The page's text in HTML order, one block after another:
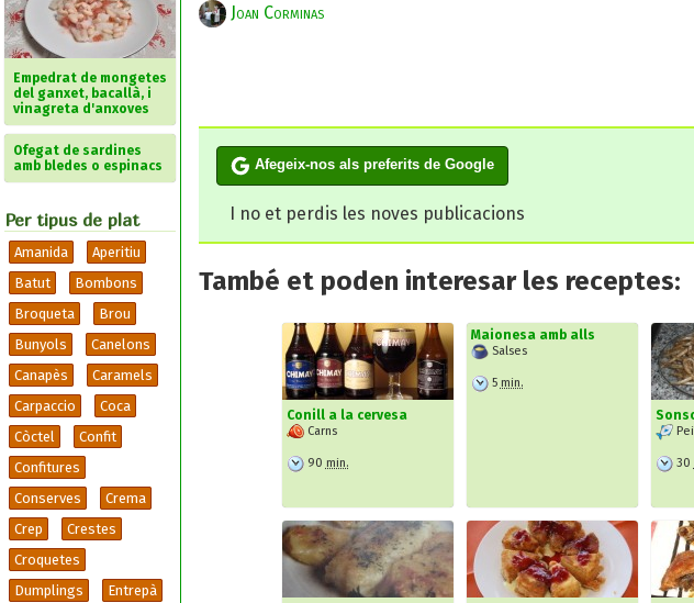
Empedrat de mongetes
del ganxet, bacallà, i
vinagreta d'anxoves
Ofegat de sardines
amb bledes o espinacs
Per tipus de plat
Amanida
Aperitiu
Batut
Bombons
Broqueta
Brou
Bunyols
Canelons
Canapès
Caramels
Carpaccio
Coca
Còctel
Confit
Confitures
Conserves
Crema
Crep
Crestes
Croquetes
Dumplings
Entrepà
Joan Corminas
Afegeix-nos als preferits de Google
I no et perdis les noves publicacions
També et poden interesar les receptes:
Conill a la cervesa
Carns
90 min.
Maionesa amb alls
Salses
5 min.
30